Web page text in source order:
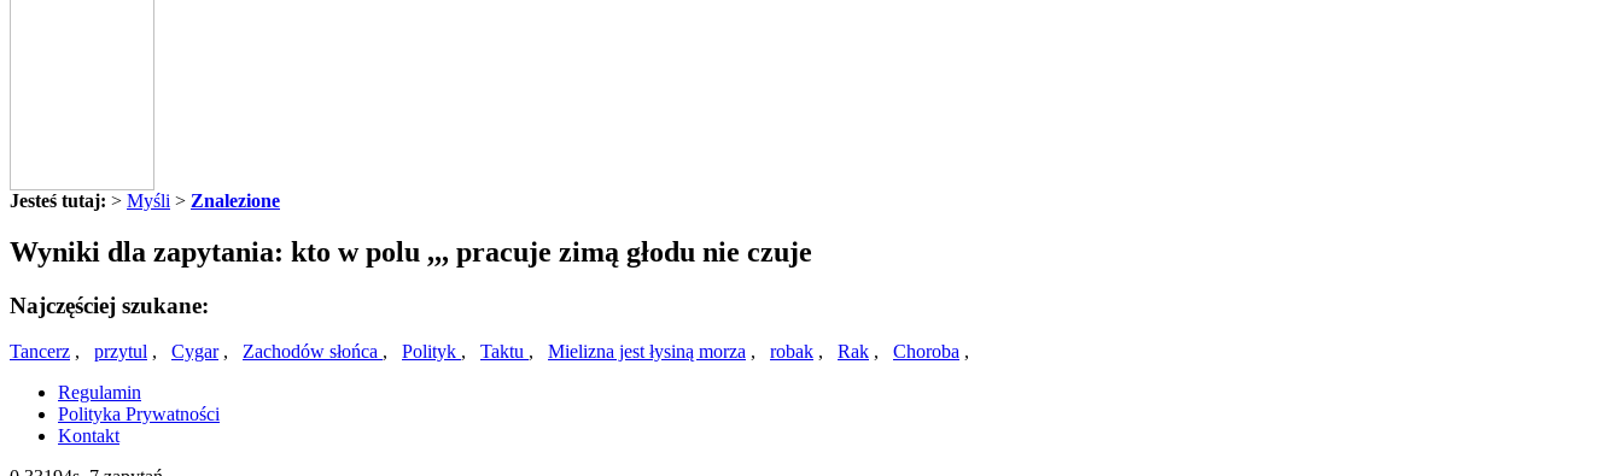
Jesteś tutaj: > Myśli > Znalezione
Wyniki dla zapytania: kto w polu ,,, pracuje zimą głodu nie czuje
Najczęściej szukane:
Tancerz , przytul , Cygar, Zachodów słońca , Polityk , Taktu , Mielizna jest łysiną morza , robak , Rak , Choroba ,
Regulamin
Polityka Prywatności
Kontakt